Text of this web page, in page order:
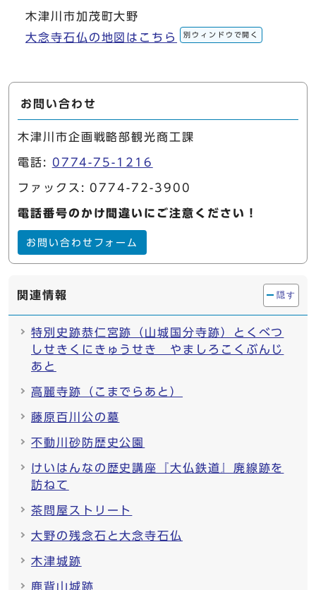
木津川市加茂町大野
大念寺石仏の地図はこちら
別ウィンドウで開く
お問い合わせ
木津川市企画戦略部観光商工課
電話: 0774-75-1216
ファックス: 0774-72-3900
電話番号のかけ間違いにご注意ください！
お問い合わせフォーム
関連情報 隠す
特別史跡恭仁宮跡（山城国分寺跡）とくべつ
しせきくにきゅうせき やましろこくぶんじ
あと
高麗寺跡（こまでらあと）
藤原百川公の墓
不動川砂防歴史公園
けいはんなの歴史講座『大仏鉄道』廃線跡を
訪ねて
茶問屋ストリート
大野の残念石と大念寺石仏
木津城跡
鹿背山城跡